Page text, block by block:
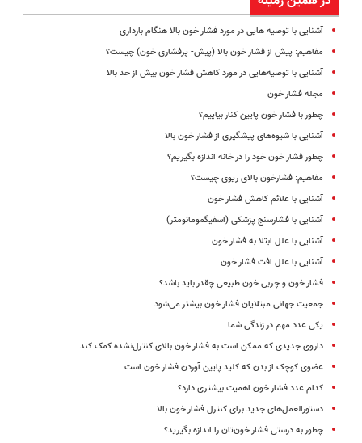
آشنایی با توصیه هایی در مورد فشار خون بالا هنگام بارداری
مفاهیم: پیش از فشار خون بالا (پیش‌- پرفشاری خون) چیست؟
آشنایی با توصیه‌هایی در مورد کاهش فشار خون بیش از حد بالا
مجله فشار خون
چطور با فشار خون پایین کنار بیاییم؟
آشنایی با شیوه‌های پیشگیری از فشار خون بالا
چطور فشار خون خود را در خانه اندازه‌ بگیریم؟
مفاهیم: فشارخون بالای ریوی چیست؟
آشنایی با علائم کاهش فشار خون
آشنایی با فشارسنج پزشکی (اسفیگمومانومتر)
آشنایی با علل ابتلا به فشار خون
آشنایی با علل افت فشار خون
فشار خون و چربی خون طبیعی چقدر باید باشد؟
جمعیت جهانی مبتلایان فشار خون بیشتر می‌شود
یکی عدد مهم در زندگی شما
داروی جدیدی که ممکن است به فشار خون بالای کنترل‌نشده کمک کند
عضوی کوچک از بدن که کلید پایین آوردن فشار خون است
کدام عدد فشار خون اهمیت بیشتری دارد؟
دستورالعمل‌های جدید برای کنترل فشار خون بالا
چطور به درستی فشار خون‌تان را اندازه بگیرید؟